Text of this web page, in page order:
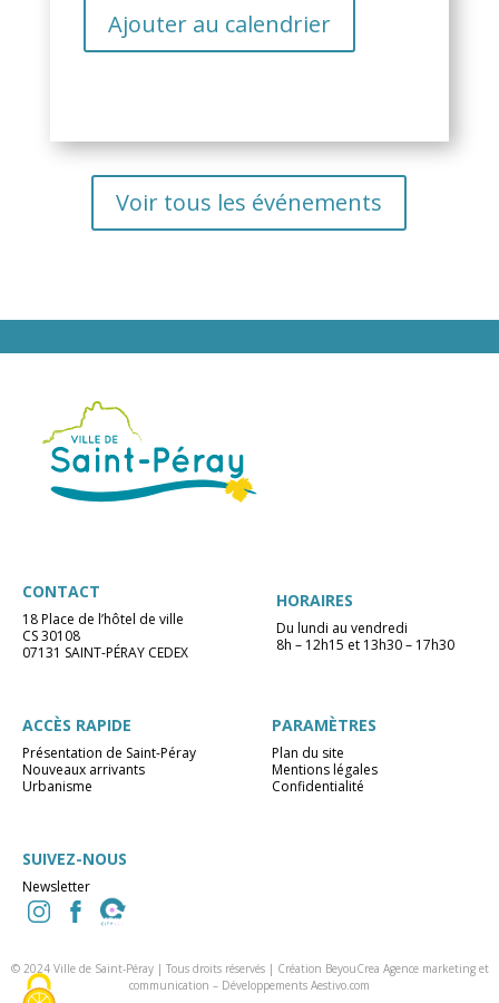
Ajouter au calendrier
Voir tous les événements
CONTACT
18 Place de l’hôtel de ville
CS 30108
07131 SAINT-PÉRAY CEDEX
HORAIRES
Du lundi au vendredi
8h – 12h15 et 13h30 – 17h30
ACCÈS RAPIDE
Présentation de Saint-Péray
Nouveaux arrivants
Urbanisme
PARAMÈTRES
Plan du site
Mentions légales
Confidentialité
SUIVEZ-NOUS
Newsletter
© 2024 Ville de Saint-Péray | Tous droits réservés | Création BeyouCrea Agence marketing et
communication – Développements Aestivo.com